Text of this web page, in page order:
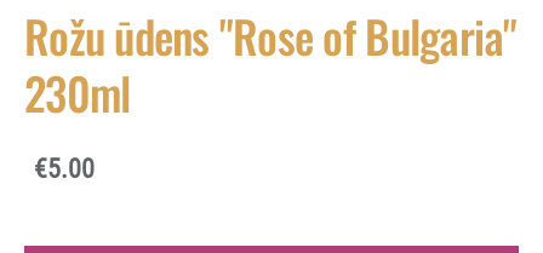
Rožu ūdens "Rose of Bulgaria"
230ml
€5.00